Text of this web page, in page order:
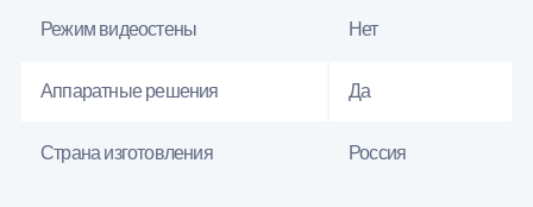
Режим видеостены Нет
Аппаратные решения Да
Страна изготовления Россия